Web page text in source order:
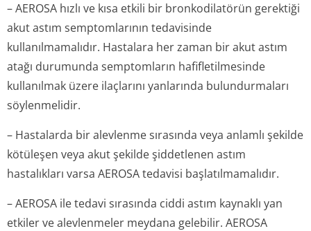
– AEROSA hızlı ve kısa etkili bir bronkodilatörün gerektiği
akut astım semptomlarının tedavisinde
kullanılmamalıdır. Hastalara her zaman bir akut astım
atağı durumunda semptomların hafifletilmesinde
kullanılmak üzere ilaçlarını yanlarında bulundurmaları
söylenmelidir.
– Hastalarda bir alevlenme sırasında veya anlamlı şekilde
kötüleşen veya akut şekilde şiddetlenen astım
hastalıkları varsa AEROSA tedavisi başlatılmamalıdır.
– AEROSA ile tedavi sırasında ciddi astım kaynaklı yan
etkiler ve alevlenmeler meydana gelebilir. AEROSA